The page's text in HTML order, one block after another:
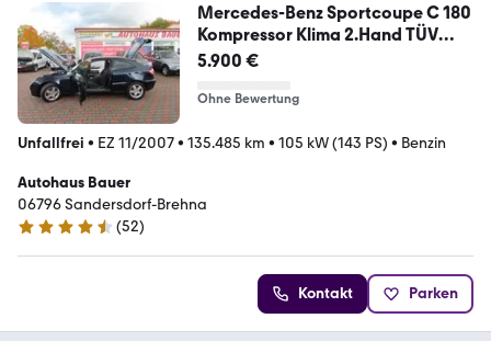
Mercedes-Benz Sportcoupe C 180
Kompressor Klima 2.Hand TÜV
NEU
5.900 €
Ohne Bewertung
Unfallfrei • EZ 11/2007• 135.485 km • 105 kW (143 PS) • Benzin
Autohaus Bauer
06796 Sandersdorf-Brehna
4.3 Sterne
(52)
Kontakt Parken